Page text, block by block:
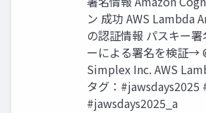
ン 成功 AWS Lambda
の認証情報 パスキー
ーによる署名を検証→
Simplex Inc. AWS
タグ：#jawsdays2025
#jawsdays2025_a